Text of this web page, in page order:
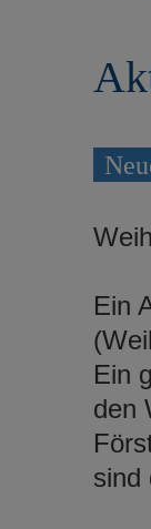
Ein
Ein
den
sind